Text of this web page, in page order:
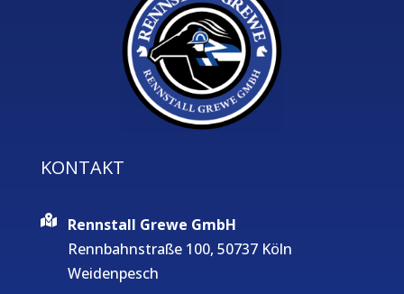
KONTAKT
Rennstall Grewe GmbH
Rennbahnstraße 100, 50737 Köln
Weidenpesch